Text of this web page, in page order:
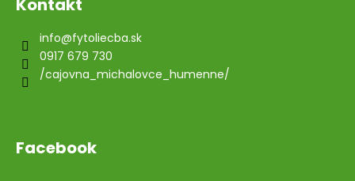
Kontakt
info@fytoliecba.sk
0917 679 730
/cajovna_michalovce_humenne/
Facebook